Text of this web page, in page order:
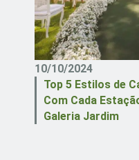
10/10/2024
Top 5 Estilos de
Com Cada
Galeria Jardim